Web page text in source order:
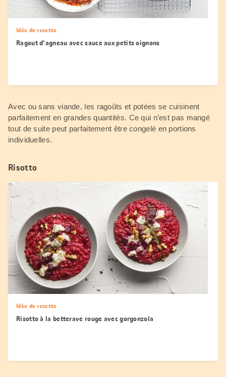
Idée de recette
Ragout d'agneau avec sauce aux petits oignons
Avec ou sans viande, les ragoûts et potées se cuisinent
parfaitement en grandes quantités. Ce qui n’est pas mangé
tout de suite peut parfaitement être congelé en portions
individuelles.
Risotto
Idée de recette
Risotto à la betterave rouge avec gorgonzola